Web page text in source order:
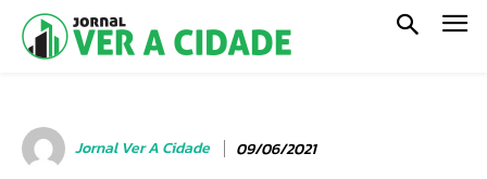
Jornal Ver A Cidade 09/06/2021